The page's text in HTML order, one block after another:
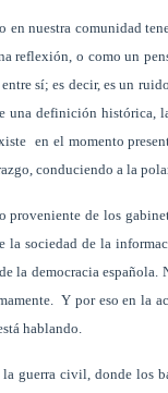
nuestra comunidad
reflexión, o como un
sí; es decir, es un
definición histórica,
en el momento
conduciendo a la
de los
la sociedad de la
democracia española.
Y por eso en la
hablando.
civil, donde los